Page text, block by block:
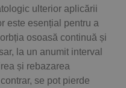
ulterior aplicării
este esențial pentru a
osoasă continuă și
la un anumit interval
și rebazarea
se pot pierde